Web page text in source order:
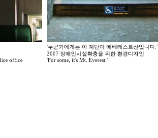
office
'누군가에게는 이 계단이 에베레스트산입니다.'
2007 장애인시설확충을 위한 환경디자인
'For some, it's Mt. Everest.'